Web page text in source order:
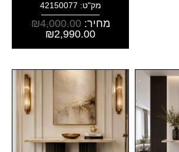
מק"ט: 42150077
מחיר: ₪4,000.00
₪2,990.00